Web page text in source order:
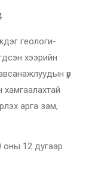
геологи-
хээрийн
үр
хамгаалахтай
арга зам,
оны 12 дугаар